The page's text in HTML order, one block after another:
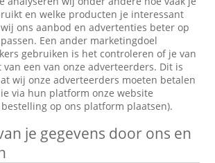
en welke producten je interessant
ons aanbod en advertenties beter op
Een ander marketingdoel
gebruiken is het controleren of je van
een van onze adverteerders. Dit is
wij onze adverteerders moeten betalen
via hun platform onze website
op ons platform plaatsen).
je gegevens door ons en